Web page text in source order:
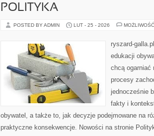
POLITYKA
POSTED BY ADMIN LUT - 25 - 2026
ryszard-
edukacji
chcą ogarniać
procesy
jednocześnie
fakty i
obywatel, a także to, jak decyzje podejmowane na
praktyczne konsekwencje. Nowości na stronie